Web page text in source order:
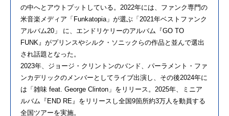
の中へとアウトプットしている。2022年には、ファンク専門の
米音楽メディア「Funkatopia」が選ぶ「2021年ベストファンク
アルバム20」 に、エンドリケリーのアルバム『GO TO
FUNK』がプリンスやシルク・ソニックらの作品と並んで選出
され話題となった。
2023年、ジョージ・クリントンのバンド、パーラメント・ファ
ンカデリックのメンバーとしてライブ出演し、その後2024年に
は「雑味 feat. George Clinton」をリリース。2025年、ミニア
ルバム『END RE』をリリースし全国9箇所約3万人を動員する
全国ツアーを実施。